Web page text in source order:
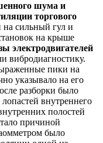
шума и
торгового
на сильный гул и
на крыше
электродвигателей
вибродиагностику.
пики на
указывало на его
разборки было
внутреннего
полостей
причиной
было